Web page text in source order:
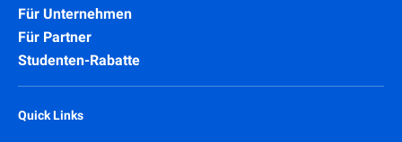
Für Unternehmen
Für Partner
Studenten-Rabatte
Quick Links